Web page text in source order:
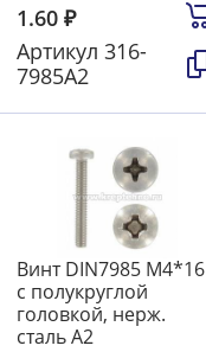
1.60 ₽
Артикул 316-
7985А2
Винт DIN7985 М4*16
с полукруглой
головкой, нерж.
сталь А2